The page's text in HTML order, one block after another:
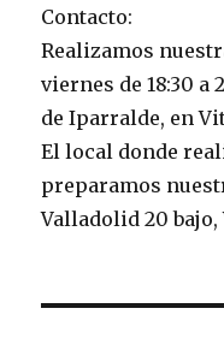
Contacto:
Realizamos
viernes de 18:30 a
de Iparralde, en
El local donde
preparamos
Valladolid 20